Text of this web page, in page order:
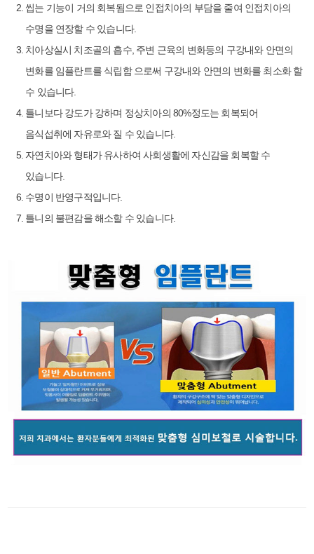
씹는 기능이 거의 회복됨으로 인접치아의 부담을 줄여 인접치아의
수명을 연장할 수 있습니다.
치아상실시 치조골의 흡수, 주변 근육의 변화등의 구강내와 안면의
변화를 임플란트를 식립함 으로써 구강내와 안면의 변화를 최소화 할
수 있습니다.
틀니보다 강도가 강하며 정상치아의 80%정도는 회복되어
음식섭취에 자유로와 질 수 있습니다.
자연치아와 형태가 유사하여 사회생활에 자신감을 회복할 수
있습니다.
수명이 반영구적입니다.
틀니의 불편감을 해소할 수 있습니다.